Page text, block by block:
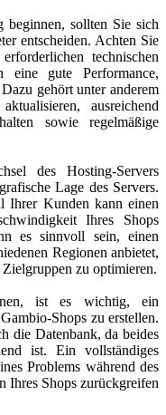
sollten Sie sich
entscheiden. Achten Sie
technischen
eine gute Performance,
gehört unter anderem
ausreichend
sowie regelmäßige
des Hosting-Servers
Lage des Servers.
Ihrer Kunden kann einen
Ihres Shops
es sinnvoll sein, einen
Regionen anbietet,
zu optimieren.
ist es wichtig, ein
Shops zu erstellen.
die Datenbank, da beides
ist. Ein vollständiges
Problems während des
Ihres Shops zurückgreifen